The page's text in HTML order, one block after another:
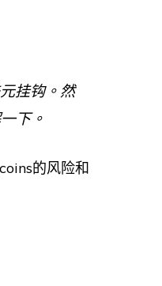
挂钩。然
下。
的风险和